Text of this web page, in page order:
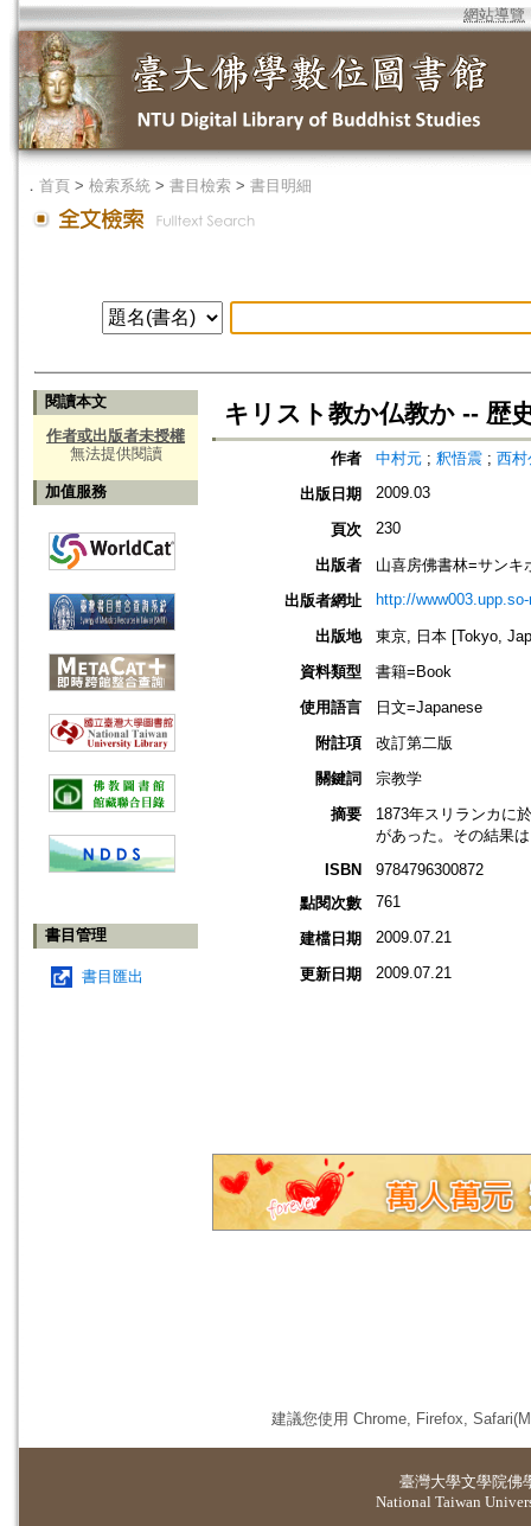
網站導覽
． 首頁 > 檢索系統 > 書目檢索 > 書目明細
閱讀本文
作者或出版者未授權
無法提供閱讀
加值服務
書目管理
書目匯出
キリスト教か仏教か -- 歴
作者 中村元 ; 釈悟震 ; 西村
出版日期
2009.03
頁次 230
出版者
山喜房佛書林=サンキ
出版者網址
http://
出版地
東京, 日本 [Tokyo,
資料類型
書籍=Book
使用語言
日文=Japanese
附註項
改訂第二版
關鍵詞
宗教学
摘要
1873年スリランカに
があった。その結果
ISBN
9784796300872
點閱次數
761
建檔日期 2009.07.21
更新日期 2009.07.21
建議您使用 Chrome, Firefox,
臺灣大學文學院佛
National Taiwan